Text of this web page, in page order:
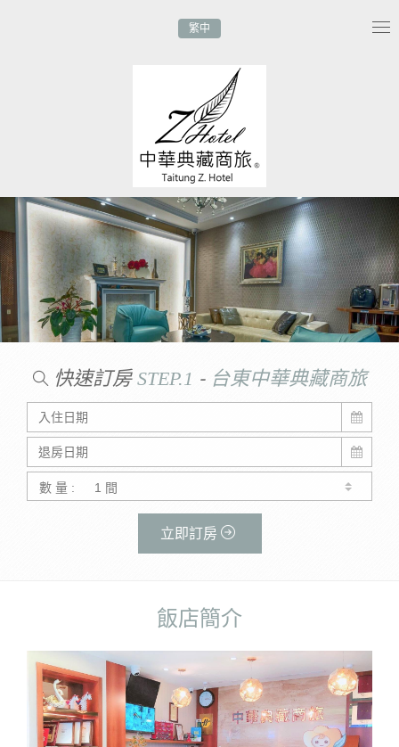
繁中
快速訂房 STEP.1 - 台東中華典藏商旅
數 量 :
立即訂房
飯店簡介